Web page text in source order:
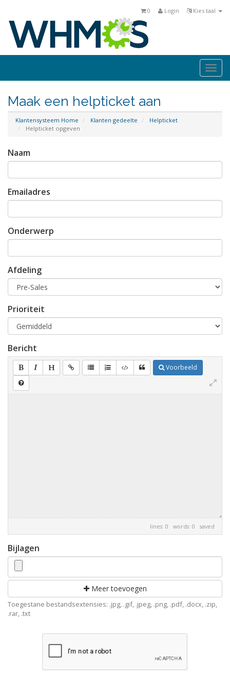
Kies taal
Login
0
Maak een helpticket aan
Klantensysteem Home Klanten gedeelte
Helpticket
Helpticket opgeven
Naam
Emailadres
Onderwerp
Afdeling
Prioriteit
Bericht
Voorbeeld
lines: 0 words: 0 saved
Bijlagen
Meer toevoegen
Toegestane bestandsextensies: .jpg, .gif, .jpeg, .png, .pdf, .docx, .zip,
.rar, .txt